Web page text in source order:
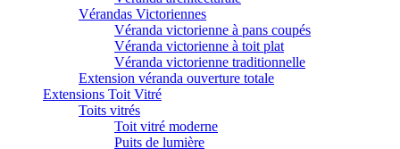
Vérandas Victoriennes
Véranda victorienne à pans coupés
Véranda victorienne à toit plat
Véranda victorienne traditionnelle
Extension véranda ouverture totale
Extensions Toit Vitré
Toits vitrés
Toit vitré moderne
Puits de lumière